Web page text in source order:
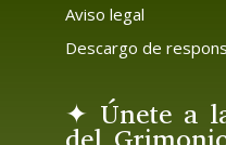
Aviso legal
Descargo de
✦ Únete a